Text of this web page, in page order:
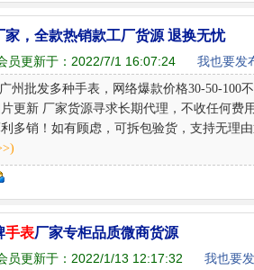
家，全款热销款工厂货源 退换无忧
员更新于： 2022/7/1 16:07:24 我也要发
州批发多种手表，网络爆款价格30-50-100
片更新 厂家货源寻求长期代理，不收任何费
多销！如有顾虑，可拆包验货，支持无理
手表厂家专柜品质微商货源
员更新于： 2022/1/13 12:17:32 我也要